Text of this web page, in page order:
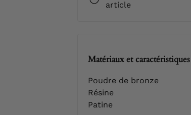
article
Matériaux et caractéristiques
Poudre de bronze
Résine
Patine